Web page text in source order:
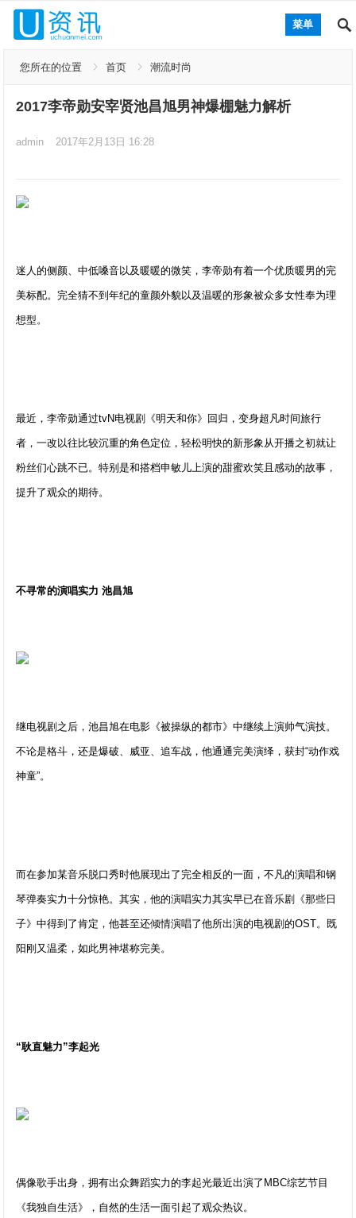
菜单
您所在的位置 首页 潮流时尚
2017李帝勋安宰贤池昌旭男神爆棚魅力解析
admin 2017年2月13日 16:28
迷人的侧颜、中低嗓音以及暖暖的微笑，李帝勋有着一个优质暖男的完
美标配。完全猜不到年纪的童颜外貌以及温暖的形象被众多女性奉为理
想型。
最近，李帝勋通过tvN电视剧《明天和你》回归，变身超凡时间旅行
者，一改以往比较沉重的角色定位，轻松明快的新形象从开播之初就让
粉丝们心跳不已。特别是和搭档申敏儿上演的甜蜜欢笑且感动的故事，
提升了观众的期待。
不寻常的演唱实力 池昌旭
继电视剧之后，池昌旭在电影《被操纵的都市》中继续上演帅气演技。
不论是格斗，还是爆破、威亚、追车战，他通通完美演绎，获封“动作戏
神童”。
而在参加某音乐脱口秀时他展现出了完全相反的一面，不凡的演唱和钢
琴弹奏实力十分惊艳。其实，他的演唱实力其实早已在音乐剧《那些日
子》中得到了肯定，他甚至还倾情演唱了他所出演的电视剧的OST。既
阳刚又温柔，如此男神堪称完美。
“耿直魅力”李起光
偶像歌手出身，拥有出众舞蹈实力的李起光最近出演了MBC综艺节目
《我独自生活》，自然的生活一面引起了观众热议。